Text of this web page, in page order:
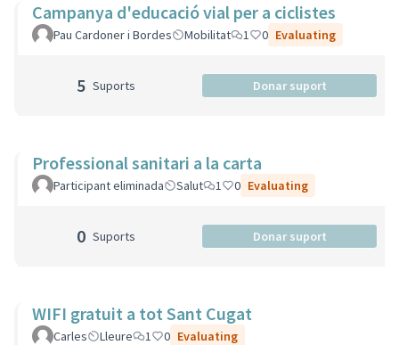
Campanya d'educació vial per a ciclistes
Pau Cardoner i Bordes Mobilitat 1 0 Evaluating
5 Suports Donar suport
Professional sanitari a la carta
Participant eliminada Salut 1 0 Evaluating
0 Suports Donar suport
WIFI gratuit a tot Sant Cugat
Carles Lleure 1 0 Evaluating